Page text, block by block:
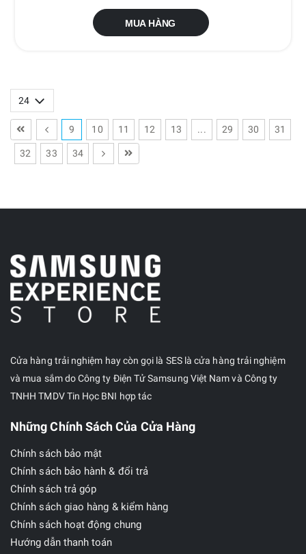
MUA HÀNG
9 10 11 12 13 ... 29 30 31
32 33 34
Cửa hàng trải nghiệm hay còn gọi là SES là cửa hàng trải nghiệm
và mua sắm do Công ty Điện Tử Samsung Việt Nam và Công ty
TNHH TMDV Tin Học BNI hợp tác
Những Chính Sách Của Cửa Hàng
Chính sách bảo mật
Chính sách bảo hành & đổi trả
Chính sách trả góp
Chính sách giao hàng & kiểm hàng
Chính sách hoạt động chung
Hướng dẫn thanh toán